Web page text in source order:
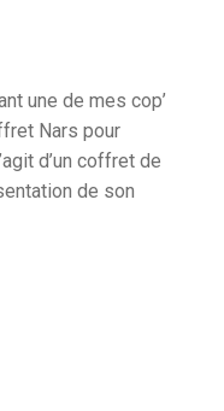
une de mes cop’
Nars pour
d’un coffret de
de son